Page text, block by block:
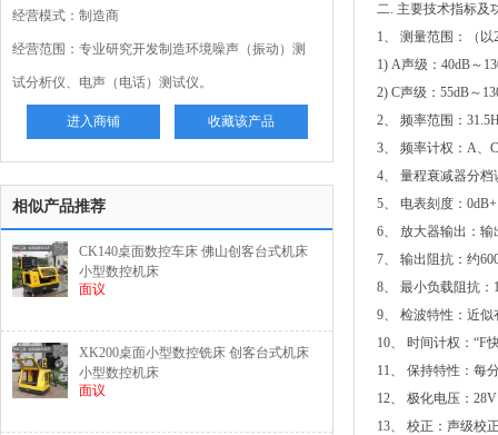
经营模式：制造商
经营范围：专业研究开发制造环境噪声（振动）测
试分析仪、电声（电话）测试仪。
进入商铺 收藏该产品
相似产品推荐
CK140桌面数控车床 佛山创客台式机床
小型数控机床
面议
XK200桌面小型数控铣床 创客台式机床
小型数控机床
面议
二. 主要技术指标及
1、 测量范围：（以
1) A声级：40dB～
2) C声级：55dB～
2、 频率范围：
3、 频率计权：A、
4、 量程衰减器分档
5、 电表刻度：
6、 放大器输出：
7、 输出阻抗：约
8、 最小负载阻抗：
9、 检波特性：近似
10、 时间计权：“F
11、 保持特性：每
12、 极化电压：
13、 校正：声级校